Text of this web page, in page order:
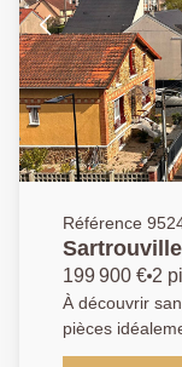
Référence
terrasse et
199 900 € 2
À découvrir
pièces
Les Dix Arpents À moins de 10 minutes à pieds